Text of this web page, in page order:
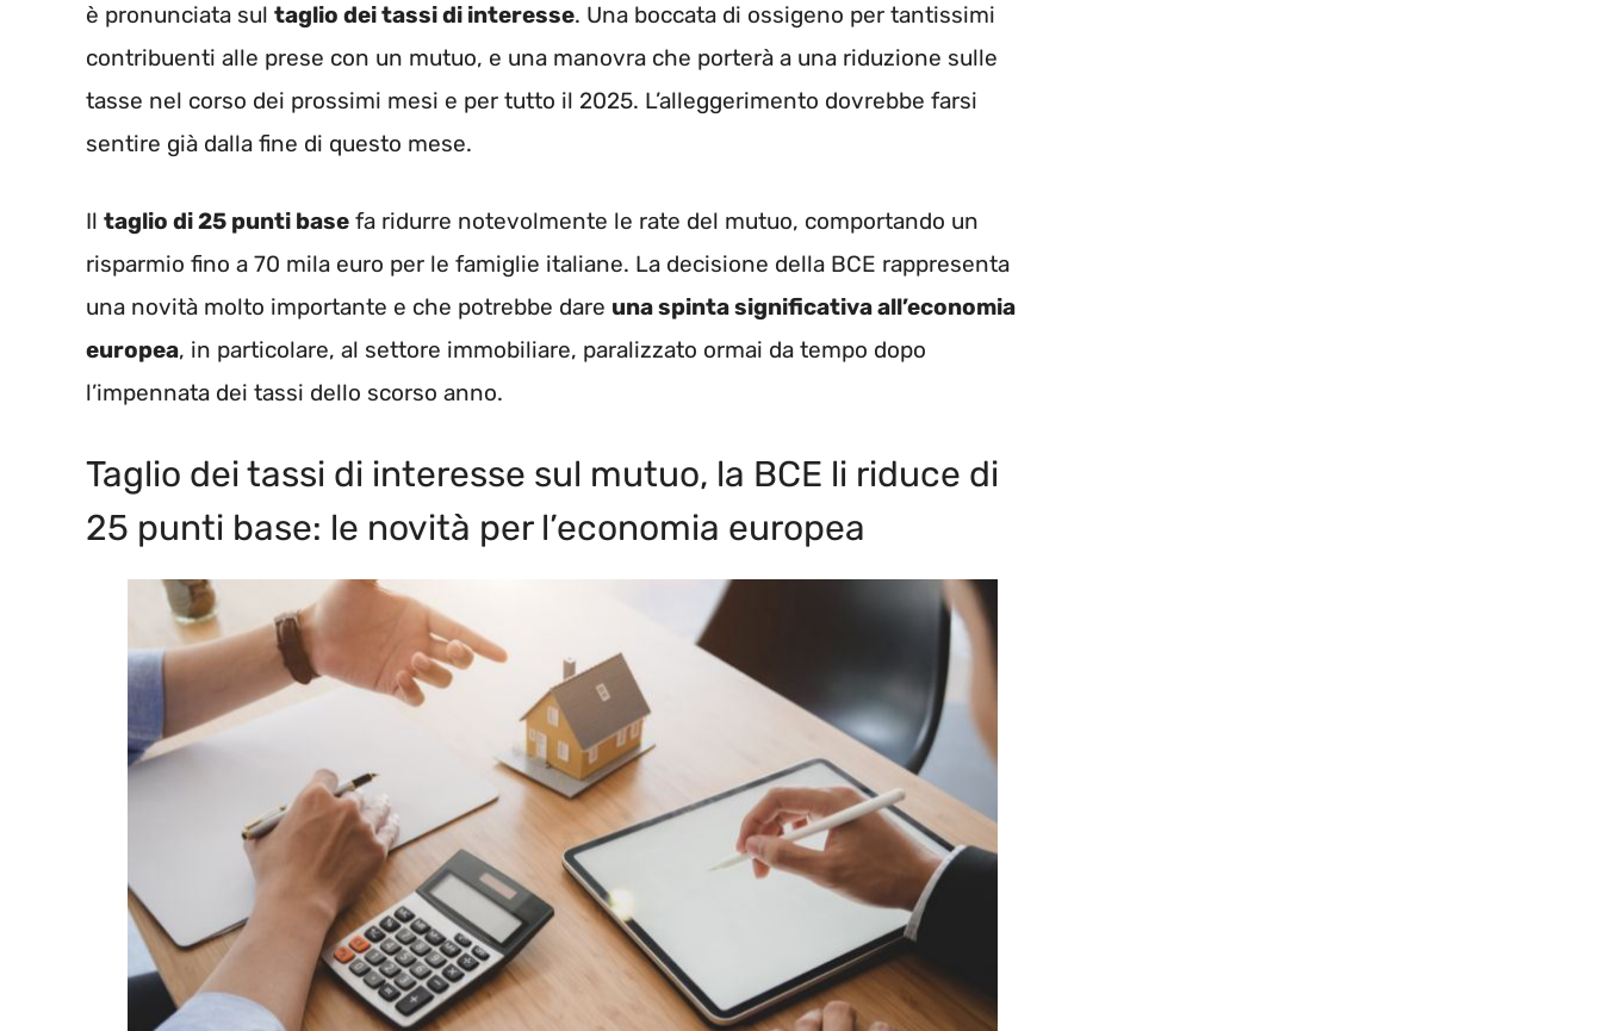
è pronunciata sul taglio dei tassi di interesse. Una boccata di ossigeno per tantissimi
contribuenti alle prese con un mutuo, e una manovra che porterà a una riduzione sulle
tasse nel corso dei prossimi mesi e per tutto il 2025. L’alleggerimento dovrebbe farsi
sentire già dalla fine di questo mese.
Il taglio di 25 punti base fa ridurre notevolmente le rate del mutuo, comportando un
risparmio fino a 70 mila euro per le famiglie italiane. La decisione della BCE rappresenta
una novità molto importante e che potrebbe dare una spinta significativa all’economia
europea, in particolare, al settore immobiliare, paralizzato ormai da tempo dopo
l’impennata dei tassi dello scorso anno.
Taglio dei tassi di interesse sul mutuo, la BCE li riduce di
25 punti base: le novità per l’economia europea